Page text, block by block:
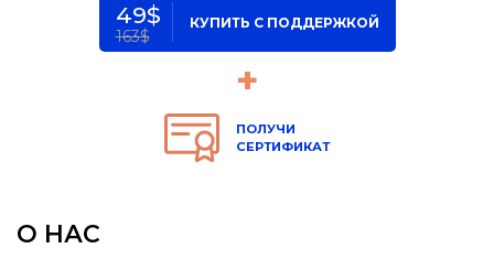
49$
163$
КУПИТЬ С ПОДДЕРЖКОЙ
+
ПОЛУЧИ
СЕРТИФИКАТ
О НАС